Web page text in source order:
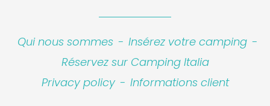
Qui nous sommes - Insérez votre camping -
Réservez sur Camping Italia
Privacy policy - Informations client